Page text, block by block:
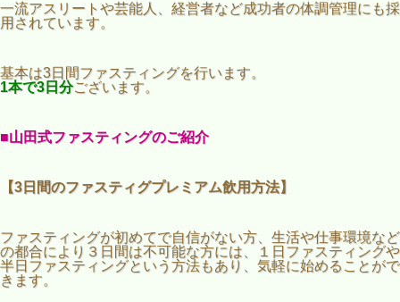
一流アスリートや芸能人、経営者など成功者の体調管理にも採
用されています。
基本は3日間ファスティングを行います。
1本で3日分ございます。
■山田式ファスティングのご紹介
【3日間のファスティグプレミアム飲用方法】
ファスティングが初めてで自信がない方、生活や仕事環境など
の都合により３日間は不可能な方には、１日ファスティングや
半日ファスティングという方法もあり、気軽に始めることがで
きます。